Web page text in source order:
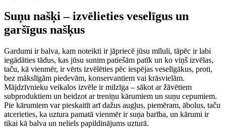
Suņu našķi – izvēlieties veselīgus un
garšīgus našķus
Gardumi ir balva, kam noteikti ir jāpriecē jūsu mīluli, tāpēc ir labi
iegādāties tādus, kas jūsu sunim patiešām patīk un ko viņš izvēlas,
taču, kā vienmēr, ir vērts izvēlēties pēc iespējas veselīgākus, proti,
bez mākslīgām piedevām, konservantiem vai krāsvielām.
Mājdzīvnieku veikalos izvēle ir milzīga – sākot ar žāvētiem
subproduktiem un beidzot ar treniņu kārumiem un suņu cepumiem.
Pie kārumiem var pieskaitīt arī dažus augļus, piemēram, ābolus, taču
atcerieties, ka uztura pamatā vienmēr ir suņa barība, un kārumi ir
tikai kā balva un neliels papildinājums uzturā.